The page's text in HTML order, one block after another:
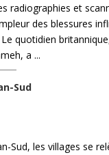
radiographies et
des blessures
quotidien
a ...
Sud
Sud, les villages se